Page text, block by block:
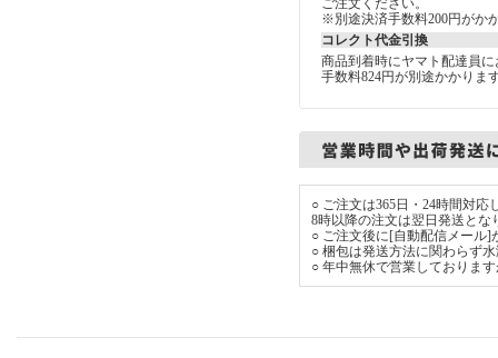
※別途決済手数料200円がか
コレクト代金引換
商品到着時にヤマト配達員
手数料824円が別途かかりま
○ ご注文は365日・24時間対
8時以降の注文は翌日発送とな
○ ご注文後に[自動配信メール
○ 梱包は発送方法に関わらず
○ 年中無休で営業しておりま